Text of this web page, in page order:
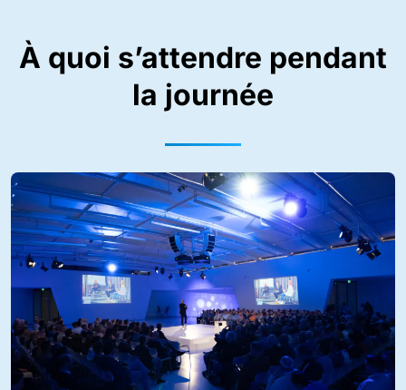
À quoi s’attendre pendant
la journée